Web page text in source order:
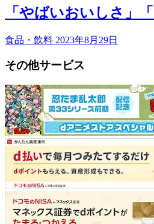
「やばいおいしさ」
食品・飲料 2023年8月29日
その他サービス